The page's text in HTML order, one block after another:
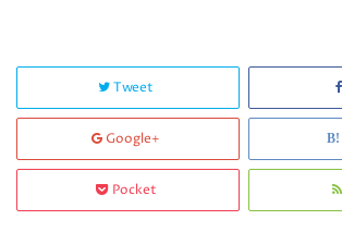
Tweet
Google+
Pocket